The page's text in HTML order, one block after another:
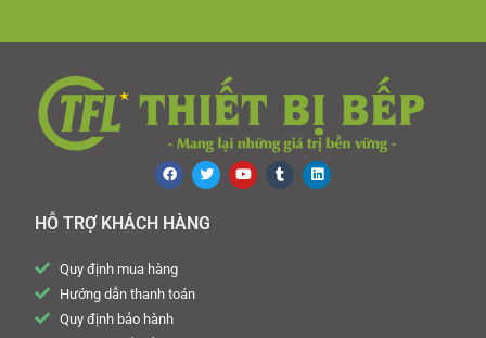
HỖ TRỢ KHÁCH HÀNG
Quy định mua hàng
Hướng dẫn thanh toán
Quy định bảo hành